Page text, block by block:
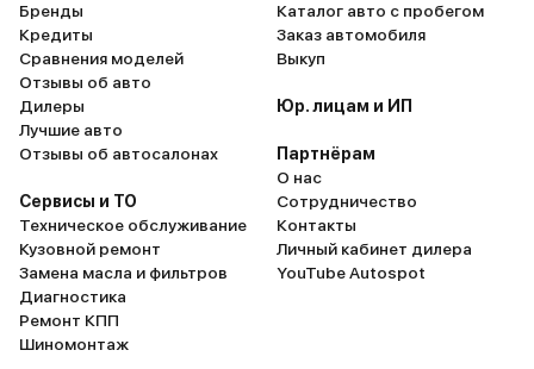
Бренды
Кредиты
Сравнения моделей
Отзывы об авто
Дилеры
Лучшие авто
Отзывы об автосалонах
Сервисы и ТО
Техническое обслуживание
Кузовной ремонт
Замена масла и фильтров
Диагностика
Ремонт КПП
Шиномонтаж
Каталог авто с пробегом
Заказ автомобиля
Выкуп
Юр. лицам и ИП
Партнёрам
О нас
Сотрудничество
Контакты
Личный кабинет дилера
YouTube Autospot